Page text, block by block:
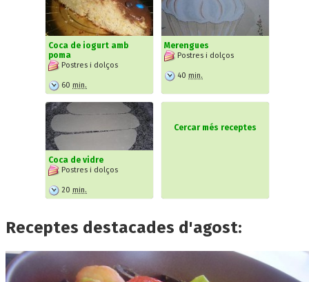
Coca de iogurt amb
poma
Postres i dolços
60 min.
Merengues
Postres i dolços
40 min.
Coca de vidre
Postres i dolços
20 min.
Cercar més receptes
Receptes destacades d'agost: